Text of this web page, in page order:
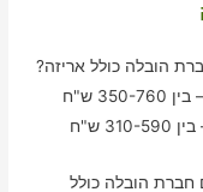
ברינתיה עם חברת הובלה כולל